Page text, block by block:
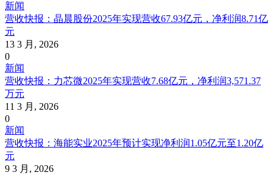
新闻
营收快报：晶晨股份2025年实现营收67.93亿元，净利润8.71亿
元
13 3 月, 2026
0
新闻
营收快报：力芯微2025年实现营收7.68亿元，净利润3,571.37
万元
11 3 月, 2026
0
新闻
营收快报：海能实业2025年预计实现净利润1.05亿元至1.20亿
元
9 3 月, 2026